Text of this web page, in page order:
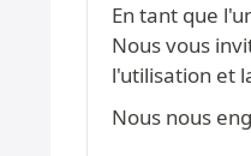
En tant que
Nous vous
l'utilisation et
Nous nous